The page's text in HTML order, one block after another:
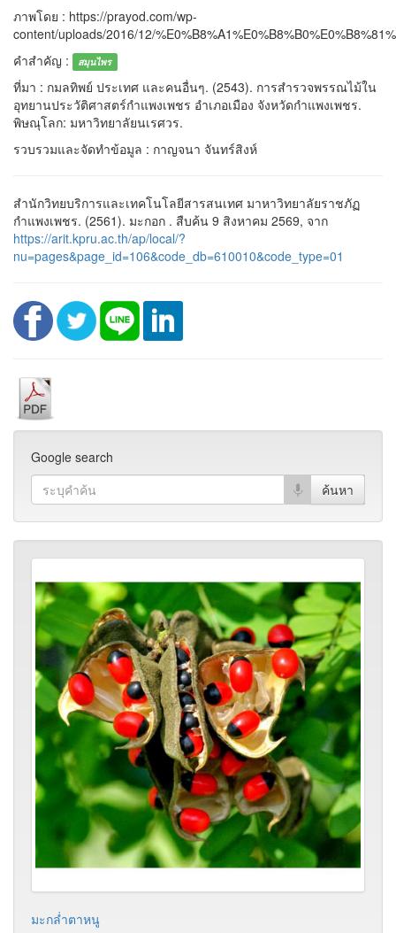
ภาพโดย : https://prayod.com/wp-
content/uploads/2016/12/
คำสำคัญ :
สมุนไพร
ที่มา : กมลทิพย์ ประเทศ และคนอื่นๆ. (2543). การสำรวจพรรณไม้ใน
อุทยานประวัติศาสตร์กำแพงเพชร อำเภอเมือง จังหวัดกำแพงเพชร.
พิษณุโลก: มหาวิทยาลัยนเรศวร.
รวบรวมและจัดทำข้อมูล : กาญจนา จันทร์สิงห์
สำนักวิทยบริการและเทคโนโลยีสารสนเทศ มาหาวิทยาลัยราชภัฏ
กำแพงเพชร. (2561). มะกอก . สืบค้น 9 สิงหาคม 2569, จาก
https://arit.kpru.ac.th/ap/local/?
nu=pages&page_id=106&code_db=610010&code_type=01
Google search
มะกล่ำตาหนู